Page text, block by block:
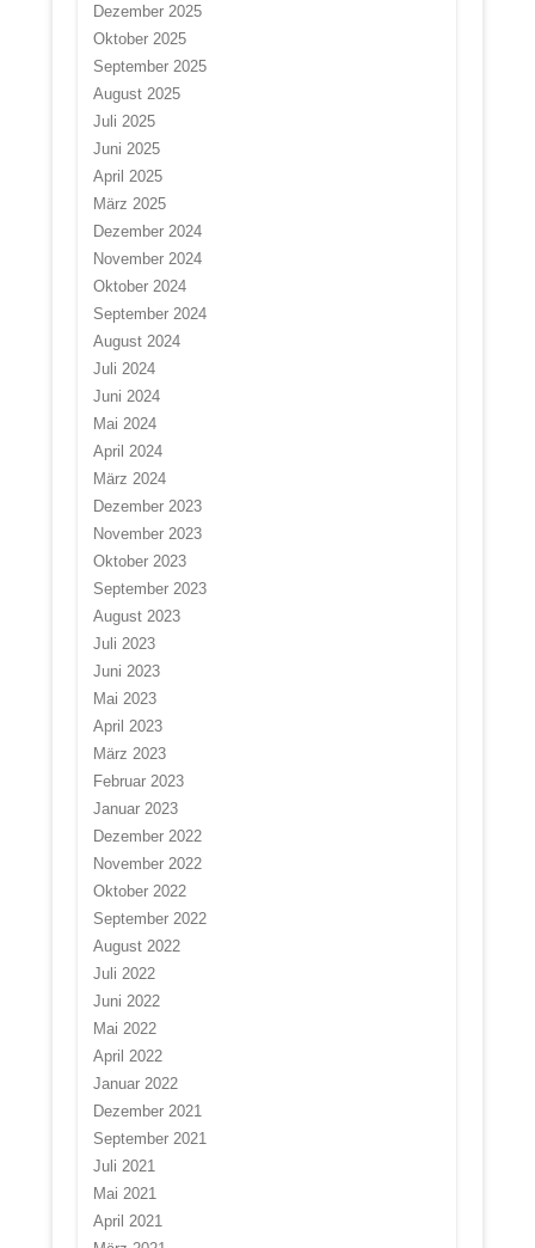
Dezember 2025
Oktober 2025
September 2025
August 2025
Juli 2025
Juni 2025
April 2025
März 2025
Dezember 2024
November 2024
Oktober 2024
September 2024
August 2024
Juli 2024
Juni 2024
Mai 2024
April 2024
März 2024
Dezember 2023
November 2023
Oktober 2023
September 2023
August 2023
Juli 2023
Juni 2023
Mai 2023
April 2023
März 2023
Februar 2023
Januar 2023
Dezember 2022
November 2022
Oktober 2022
September 2022
August 2022
Juli 2022
Juni 2022
Mai 2022
April 2022
Januar 2022
Dezember 2021
September 2021
Juli 2021
Mai 2021
April 2021